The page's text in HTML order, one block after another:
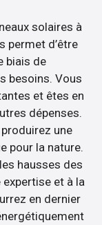
solaires à
permet d’être
biais de
besoins. Vous
et êtes en
dépenses.
une
pour la nature.
hausses des
et à la
en dernier